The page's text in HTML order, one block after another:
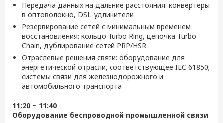
Передача данных на дальние расстояния: конвертеры
в оптоволокно, DSL-удлинители
Резервирование сетей с минимальным временем
восстановления: кольцо Turbo Ring, цепочка Turbo
Chain, дублирование сетей PRP/HSR
Отраслевые решения связи: оборудование для
энергетической отрасли, соответствующее IEC 61850;
системы связи для железнодорожного и
автомобильного транспорта
11:20 ~ 11:40
Оборудование беспроводной промышленной связи